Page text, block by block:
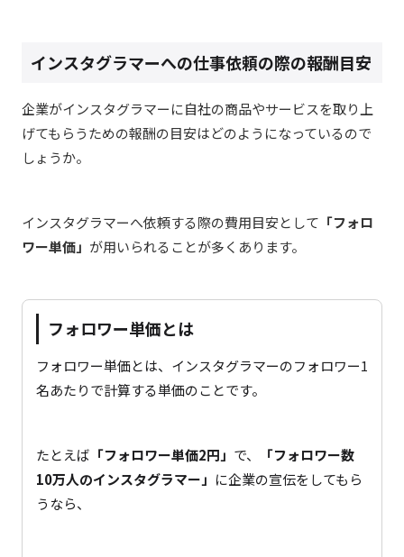
インスタグラマーへの仕事依頼の際の報酬目安
企業がインスタグラマーに自社の商品やサービスを取り上
げてもらうための報酬の目安はどのようになっているので
しょうか。
インスタグラマーへ依頼する際の費用目安として 「フォロ
ワー単価」 が用いられることが多くあります。
フォロワー単価とは
フォロワー単価とは、インスタグラマーのフォロワー1
名あたりで計算する単価のことです。
たとえば 「フォロワー単価2円」 で、
「フォロワー数
10万人のインスタグラマー」 に企業の宣伝をしてもら
うなら、